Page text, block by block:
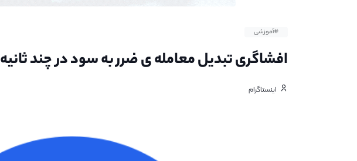
#آموزشی
افشاگری تبدیل معامله ی ضرر به سود در چند ثانیه
اینستاگرام